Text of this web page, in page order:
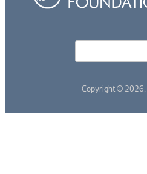
Copyright © 2026,